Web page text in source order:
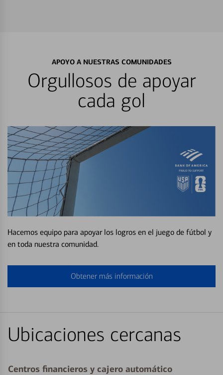
APOYO A NUESTRAS COMUNIDADES
Orgullosos de apoyar
cada gol
Hacemos equipo para apoyar los logros en el juego de fútbol y
en toda nuestra comunidad.
Obtener más información
Ubicaciones cercanas
Centros financieros y cajero automático